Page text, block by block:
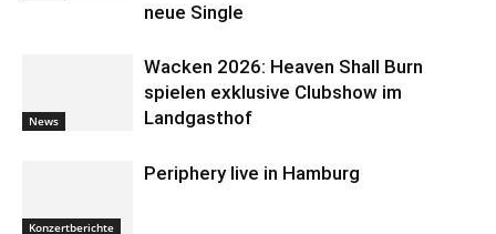
neue Single
News
Wacken 2026: Heaven Shall Burn
spielen exklusive Clubshow im
Landgasthof
Konzertberichte
Periphery live in Hamburg